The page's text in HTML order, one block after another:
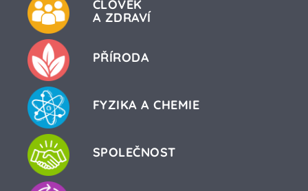
ČLOVĚK
A ZDRAVÍ
PŘÍRODA
FYZIKA A CHEMIE
SPOLEČNOST